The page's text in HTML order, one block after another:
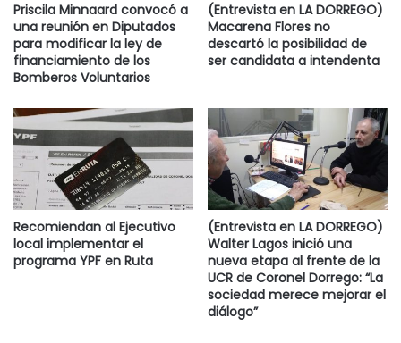
Priscila Minnaard convocó a
una reunión en Diputados
para modificar la ley de
financiamiento de los
Bomberos Voluntarios
(Entrevista en LA DORREGO)
Macarena Flores no
descartó la posibilidad de
ser candidata a intendenta
Recomiendan al Ejecutivo
local implementar el
programa YPF en Ruta
(Entrevista en LA DORREGO)
Walter Lagos inició una
nueva etapa al frente de la
UCR de Coronel Dorrego: “La
sociedad merece mejorar el
diálogo”